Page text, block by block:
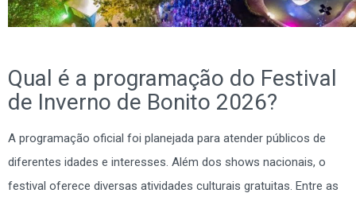
Qual é a programação do Festival
de Inverno de Bonito 2026?
A programação oficial foi planejada para atender públicos de
diferentes idades e interesses. Além dos shows nacionais, o
festival oferece diversas atividades culturais gratuitas. Entre as